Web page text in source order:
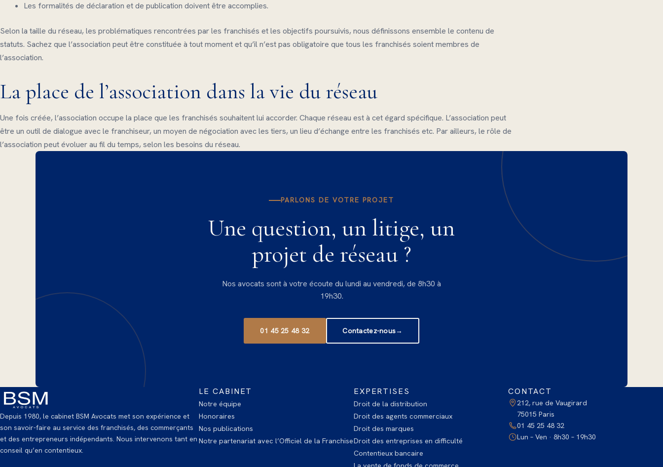
Les formalités de déclaration et de publication doivent être accomplies.
Selon la taille du réseau, les problématiques rencontrées par les franchisés et les objectifs poursuivis, nous définissons ensemble le contenu de
statuts. Sachez que l’association peut être constituée à tout moment et qu’il n’est pas obligatoire que tous les franchisés soient membres de
l’association.
La place de l’association dans la vie du réseau
Une fois créée, l’association occupe la place que les franchisés souhaitent lui accorder. Chaque réseau est à cet égard spécifique. L’association peut
être un outil de dialogue avec le franchiseur, un moyen de négociation avec les tiers, un lieu d’échange entre les franchisés etc. Par ailleurs, le rôle de
l’association peut évoluer au fil du temps, selon les besoins du réseau.
PARLONS DE VOTRE PROJET
Une question, un litige, un
projet de réseau ?
Nos avocats sont à votre écoute du lundi au vendredi, de 8h30 à
19h30.
01 45 25 48 32 Contactez-nous→
Depuis 1980, le cabinet BSM Avocats met son expérience et
son savoir-faire au service des franchisés, des commerçants
et des entrepreneurs indépendants. Nous intervenons tant en
conseil qu’en contentieux.
LE CABINET
Notre équipe
Honoraires
Nos publications
Notre partenariat avec l’Officiel de la Franchise
EXPERTISES
Droit de la distribution
Droit des agents commerciaux
Droit des marques
Droit des entreprises en difficulté
Contentieux bancaire
CONTACT
212, rue de Vaugirard
75015 Paris
01 45 25 48 32
Lun – Ven · 8h30 – 19h30